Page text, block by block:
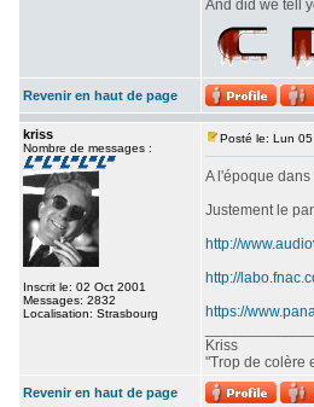
And did we tell
Revenir en haut de page
kriss
Nombre de messages :
Inscrit le: 02 Oct 2001
Messages: 2832
Localisation: Strasbourg
Posté le: Lun
A l'époque
Justement le
http://
http://
https://
Kriss
"Trop de colère
Revenir en haut de page